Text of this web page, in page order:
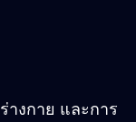
างกาย และการ